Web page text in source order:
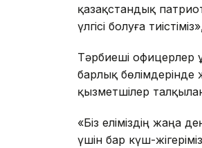
қазақстандық
үлгісі болуға
Тәрбиеші офицерлер
барлық бөлімдерінде
қызметшілер
«Біз еліміздің жаңа
үшін бар күш-